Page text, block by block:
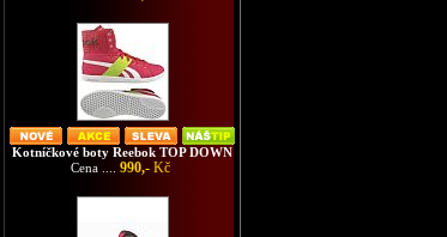
Kotníčkové boty Reebok TOP DOWN
Cena .... 990,- Kč